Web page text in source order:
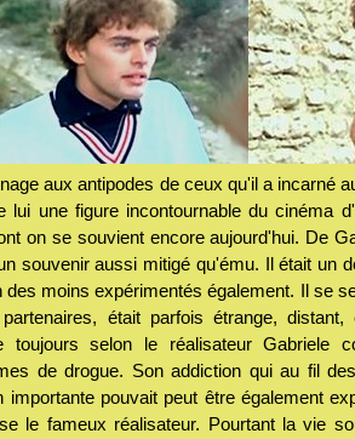
aux antipodes de ceux qu'il a incarné
lui une figure incontournable du cinéma
on se souvient encore aujourd'hui. De
souvenir aussi mitigé qu'ému. Il était un
des moins expérimentés également. Il se
était parfois étrange,
toujours selon le réalisateur Gabriele
de drogue. Son addiction qui au fil
importante pouvait peut être également
le fameux réalisateur. Pourtant la vie